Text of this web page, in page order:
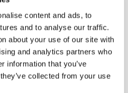
content and ads, to
and to analyse our traffic.
about your use of our site with
and analytics partners who
information that you’ve
collected from your use
-
|
er et tilbud til
om å strukturere